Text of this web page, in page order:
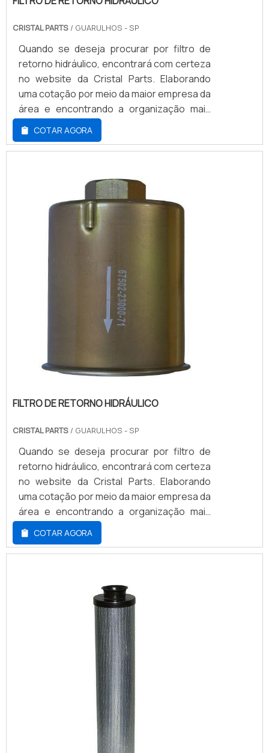
CRISTAL PARTS / GUARULHOS - SP
Quando se deseja procurar por filtro de
retorno hidráulico, encontrará com certeza
no website da Cristal Parts. Elaborando
uma cotação por meio da maior empresa da
área e encontrando a organização mais
competente do ramo.Quando a questão é
filtro de retorno hidráulico, com os
profissionais especializados da Cristal
parcelamento em até 4x sem juros.MAIS
DETALHES SOBRE FILTRO DE RETORNO
HIDRÁULICOHá muitas...
COTAR AGORA
FILTRO DE RETORNO HIDRÁULICO
CRISTAL PARTS / GUARULHOS - SP
Quando se deseja procurar por filtro de
retorno hidráulico, encontrará com certeza
no website da Cristal Parts. Elaborando
uma cotação por meio da maior empresa da
área e encontrando a organização mais
competente do ramo.Quando a questão é
filtro de retorno hidráulico, com os
profissionais especializados da Cristal
parcelamento em até 4x sem juros.MAIS
DETALHES SOBRE FILTRO DE RETORNO
HIDRÁULICOHá muitas...
COTAR AGORA